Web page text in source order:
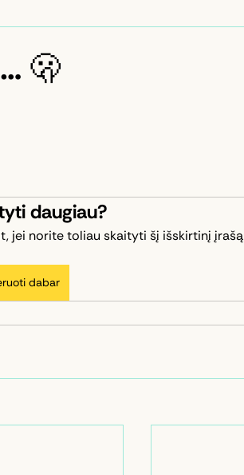
🫢
daugiau?
jei norite toliau skaityti šį išskirtinį įrašą
dabar